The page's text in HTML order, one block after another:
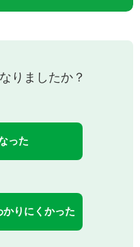
りましたか？
った
りにくかった